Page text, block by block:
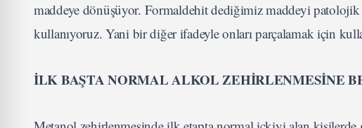
maddeye dönüşüyor. Formaldehit dediğimiz maddeyi
kullanıyoruz. Yani bir diğer ifadeyle onları parçalamak için
İLK BAŞTA NORMAL ALKOL ZEHİRLENMESİNE